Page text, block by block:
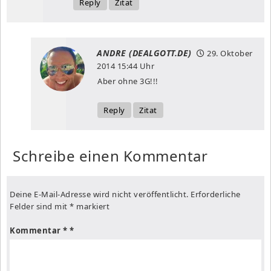
Reply Zitat
ANDRE (DEALGOTT.DE)
29. Oktober
201415:44 Uhr
Aber ohne 3G!!!
Reply Zitat
Schreibe einen Kommentar
Deine E-Mail-Adresse wird nicht veröffentlicht. Erforderliche
Felder sind mit * markiert
Kommentar *